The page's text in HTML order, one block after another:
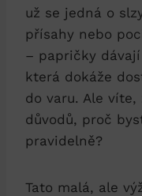
už se jedná o
přísahy nebo
– papričky
která dokáže
do varu. Ale
důvodů, proč
pravidelně?
Tato malá, ale